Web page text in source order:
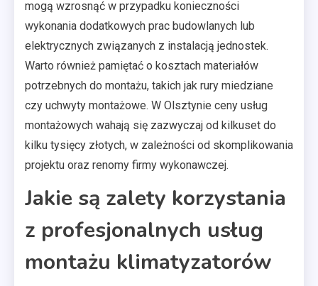
mogą wzrosnąć w przypadku konieczności
wykonania dodatkowych prac budowlanych lub
elektrycznych związanych z instalacją jednostek.
Warto również pamiętać o kosztach materiałów
potrzebnych do montażu, takich jak rury miedziane
czy uchwyty montażowe. W Olsztynie ceny usług
montażowych wahają się zazwyczaj od kilkuset do
kilku tysięcy złotych, w zależności od skomplikowania
projektu oraz renomy firmy wykonawczej.
Jakie są zalety korzystania
z profesjonalnych usług
montażu klimatyzatorów